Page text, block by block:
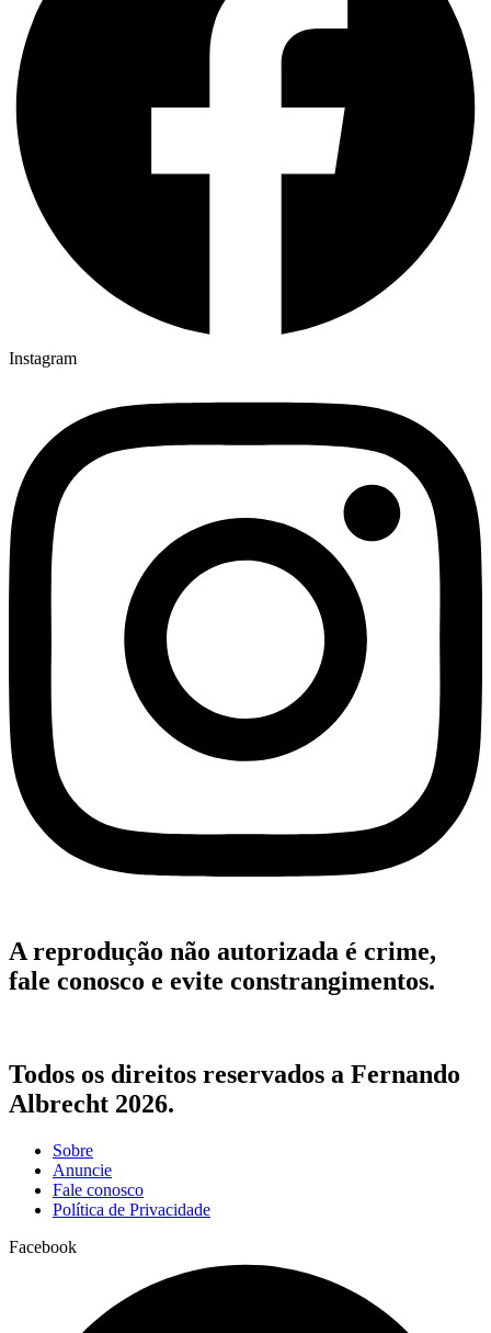
Instagram
A reprodução não autorizada é crime,
fale conosco e evite constrangimentos.
Todos os direitos reservados a Fernando
Albrecht 2026.
Sobre
Anuncie
Fale conosco
Política de Privacidade
Facebook